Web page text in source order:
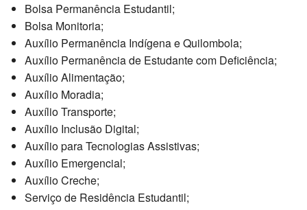
Bolsa Permanência Estudantil;
Bolsa Monitoria;
Auxílio Permanência Indígena e Quilombola;
Auxílio Permanência de Estudante com Deficiência;
Auxílio Alimentação;
Auxílio Moradia;
Auxílio Transporte;
Auxílio Inclusão Digital;
Auxílio para Tecnologias Assistivas;
Auxílio Emergencial;
Auxílio Creche;
Serviço de Residência Estudantil;